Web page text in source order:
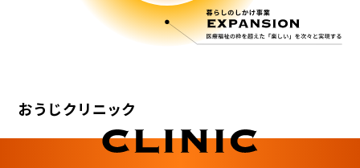
おうじクリニック